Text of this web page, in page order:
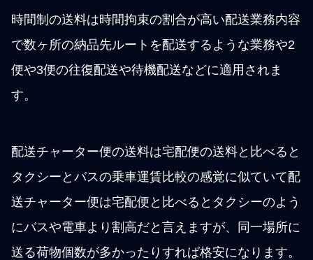
時間制の送料は時間拘束の割合が高い配送業務内容
で数ヶ所の納品先ルートを配送するような業務や2
便や3便の往復配送や待機配送などに適用されま
す。
配送チャーター便の送料は宅配便の送料と比べると
タクシーとバスの乗車運賃比較の感覚に似ていて配
送チャーター便は宅配便と比べるとタクシーのよう
にバスや電車より割高だと言えますが、同一場所に
送る荷物個数が多かったりすれば格安になります。